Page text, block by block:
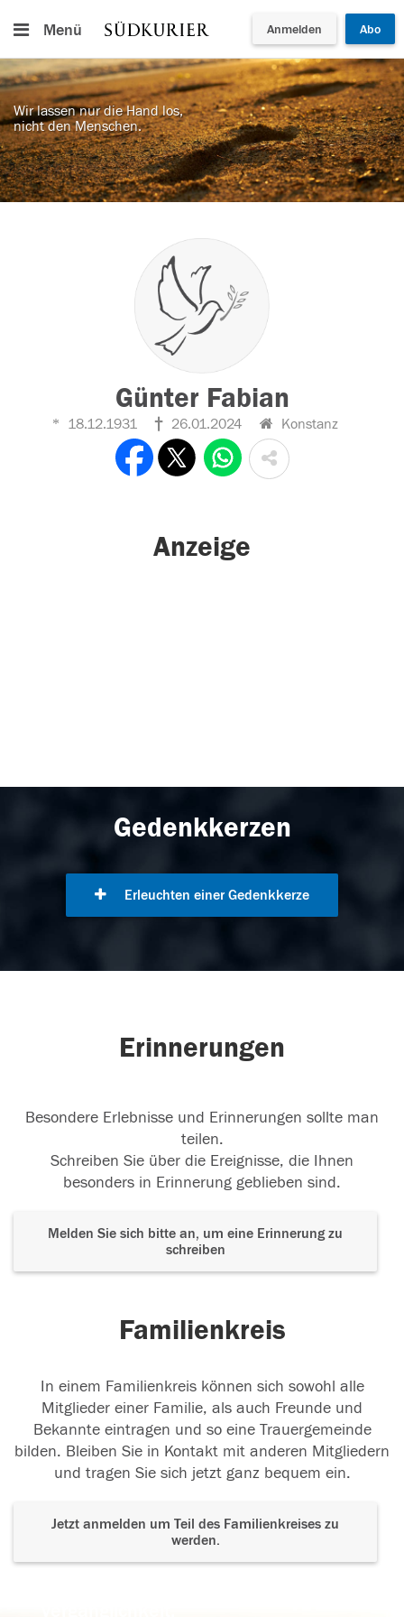
Menü Anmelden Abo
Wir lassen nur die Hand los,
nicht den Menschen.
Günter Fabian
18.12.1931 26.01.2024 Konstanz
Anzeige
Gedenkkerzen
Erleuchten einer Gedenkkerze
Erinnerungen
Besondere Erlebnisse und Erinnerungen sollte man
teilen.
Schreiben Sie über die Ereignisse, die Ihnen
besonders in Erinnerung geblieben sind.
Melden Sie sich bitte an, um eine Erinnerung zu
schreiben
Familienkreis
In einem Familienkreis können sich sowohl alle
Mitglieder einer Familie, als auch Freunde und
Bekannte eintragen und so eine Trauergemeinde
bilden. Bleiben Sie in Kontakt mit anderen Mitgliedern
und tragen Sie sich jetzt ganz bequem ein.
Jetzt anmelden um Teil des Familienkreises zu
werden.